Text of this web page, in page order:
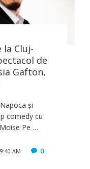
la Cluj-
de
Gafton,
și
comedy cu
Pe …
AM 0